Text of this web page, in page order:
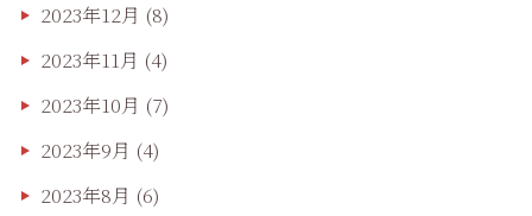
2023年12月 (8)
2023年11月 (4)
2023年10月 (7)
2023年9月 (4)
2023年8月 (6)